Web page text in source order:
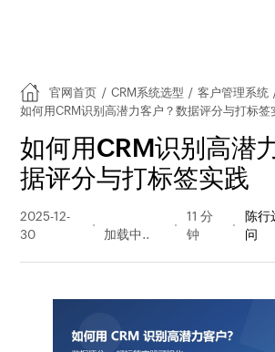
官网首页 / CRM系统选型 / 客户管理系统
如何用CRM识别高潜力客户？数据评分与打标签
如何用CRM识别高潜
据评分与打标签实践
2025-12-
30
量
11 分
钟
陈行
问